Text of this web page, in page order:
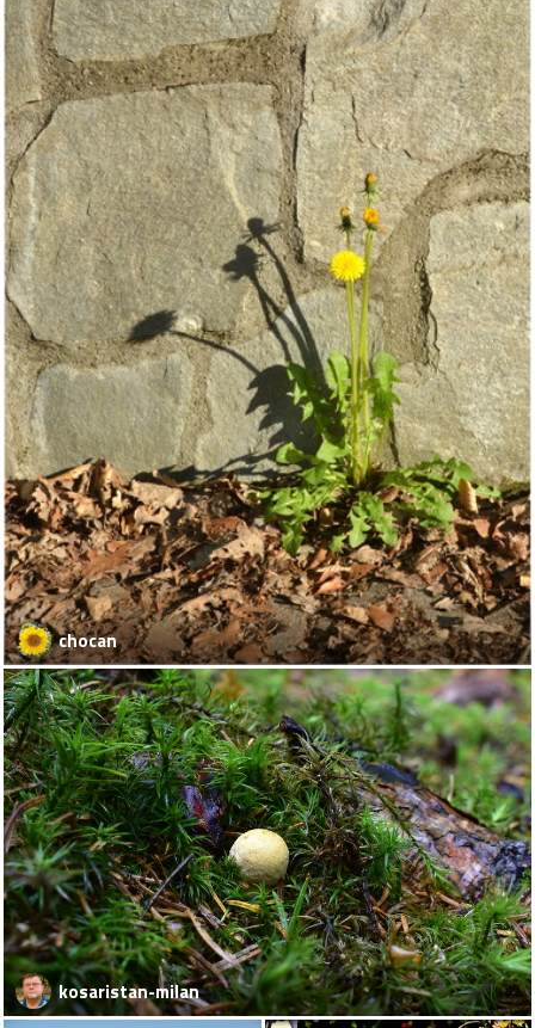
chocan
kosaristan-milan